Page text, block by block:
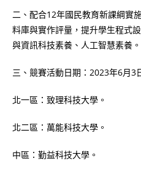
二、配合12年國民教育新課綱實
料庫與實作評量，提升學生程式
與資訊科技素養、人工智慧素養。
三、競賽活動日期：2023年6月3
北一區：致理科技大學。
北二區：萬能科技大學。
中區：勤益科技大學。